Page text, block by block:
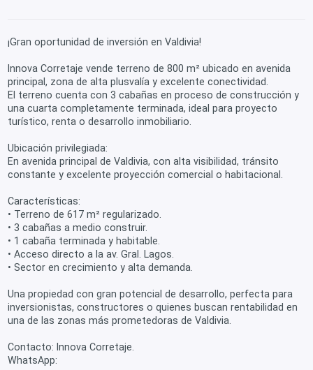
¡Gran oportunidad de inversión en Valdivia!
Innova Corretaje vende terreno de 800 m² ubicado en avenida
principal, zona de alta plusvalía y excelente conectividad.
El terreno cuenta con 3 cabañas en proceso de construcción y
una cuarta completamente terminada, ideal para proyecto
turístico, renta o desarrollo inmobiliario.
Ubicación privilegiada:
En avenida principal de Valdivia, con alta visibilidad, tránsito
constante y excelente proyección comercial o habitacional.
Características:
• Terreno de 617 m² regularizado.
• 3 cabañas a medio construir.
• 1 cabaña terminada y habitable.
• Acceso directo a la av. Gral. Lagos.
• Sector en crecimiento y alta demanda.
Una propiedad con gran potencial de desarrollo, perfecta para
inversionistas, constructores o quienes buscan rentabilidad en
una de las zonas más prometedoras de Valdivia.
Contacto: Innova Corretaje.
WhatsApp: